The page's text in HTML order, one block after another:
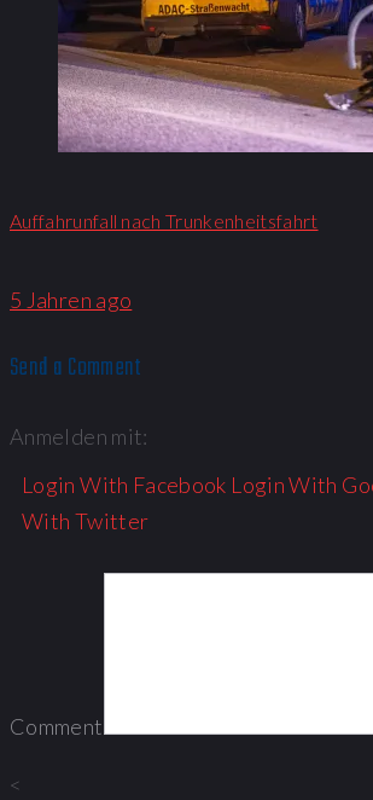
Auffahrunfall nach Trunkenheitsfahrt
5 Jahren ago
Send a Comment
Anmelden mit:
Login With Facebook Login With
With Twitter
Comment
<